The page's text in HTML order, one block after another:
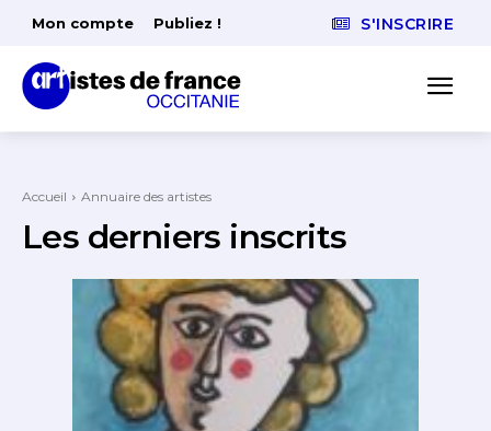
Mon compte Publiez ! S'INSCRIRE
Accueil Annuaire des artistes
Les derniers inscrits